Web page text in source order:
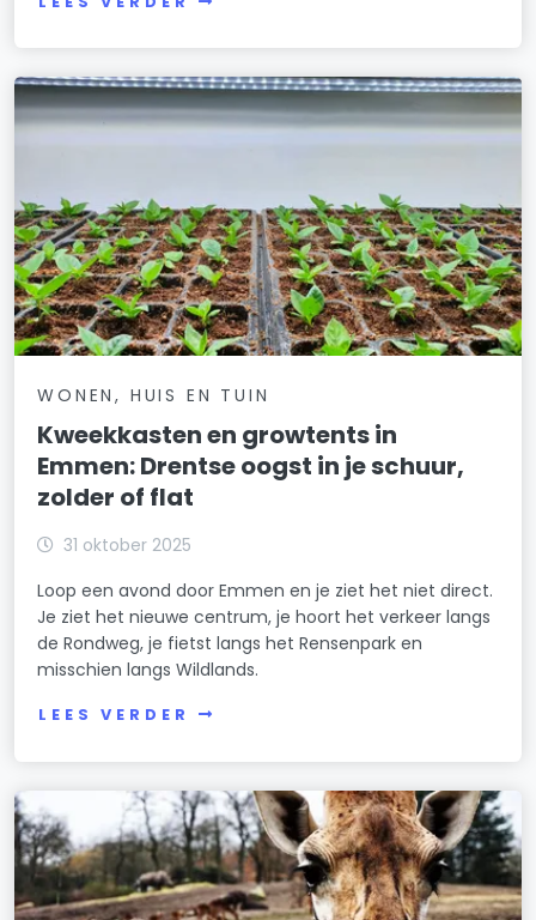
WONEN, HUIS EN TUIN
Kweekkasten en growtents in
Emmen: Drentse oogst in je schuur,
zolder of flat
31 oktober 2025
Loop een avond door Emmen en je ziet het niet direct.
Je ziet het nieuwe centrum, je hoort het verkeer langs
de Rondweg, je fietst langs het Rensenpark en
misschien langs Wildlands.
LEES VERDER